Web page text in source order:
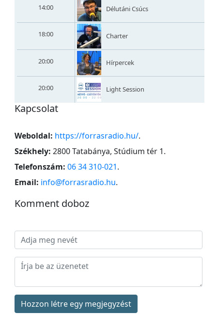
14:00 Délutáni Csúcs
18:00 Charter
20:00 Hírpercek
20:00 Light Session
Kapcsolat
Weboldal: https://forrasradio.hu/.
Székhely: 2800 Tatabánya, Stúdium tér 1.
Telefonszám: 06 34 310-021.
Email: info@forrasradio.hu.
Komment doboz
Hozzon létre egy megjegyzést